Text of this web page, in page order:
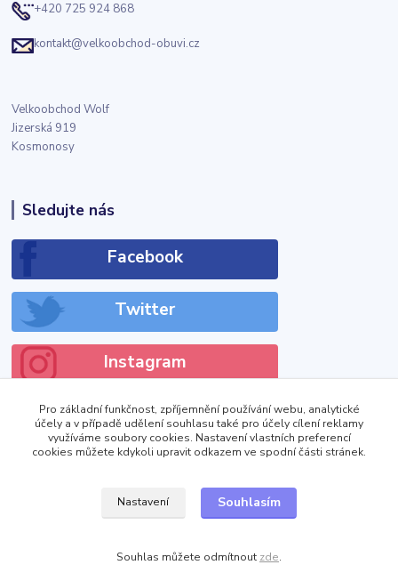
+420 725 924 868
kontakt@velkoobchod-obuvi.cz
Velkoobchod Wolf
Jizerská 919
Kosmonosy
Sledujte nás
Facebook
Twitter
Instagram
Zobrazit výdejní místa
Pro základní funkčnost, zpříjemnění používání webu, analytické
účely a v případě udělení souhlasu také pro účely cílení reklamy
využíváme soubory cookies. Nastavení vlastních preferencí
cookies můžete kdykoli upravit odkazem ve spodní části stránek.
Nastavení Souhlasím
Souhlas můžete odmítnout zde.